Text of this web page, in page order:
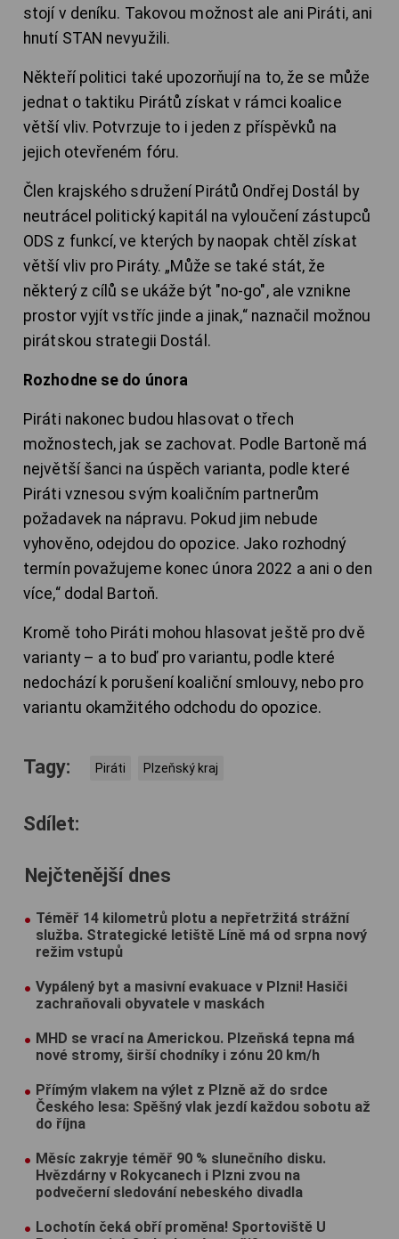
stojí v deníku. Takovou možnost ale ani Piráti, ani
hnutí STAN nevyužili.
Někteří politici také upozorňují na to, že se může
jednat o taktiku Pirátů získat v rámci koalice
větší vliv. Potvrzuje to i jeden z příspěvků na
jejich otevřeném fóru.
Člen krajského sdružení Pirátů Ondřej Dostál by
neutrácel politický kapitál na vyloučení zástupců
ODS z funkcí, ve kterých by naopak chtěl získat
větší vliv pro Piráty. „Může se také stát, že
některý z cílů se ukáže být "no-go", ale vznikne
prostor vyjít vstříc jinde a jinak,“ naznačil možnou
pirátskou strategii Dostál.
Rozhodne se do února
Piráti nakonec budou hlasovat o třech
možnostech, jak se zachovat. Podle Bartoně má
největší šanci na úspěch varianta, podle které
Piráti vznesou svým koaličním partnerům
požadavek na nápravu. Pokud jim nebude
vyhověno, odejdou do opozice. Jako rozhodný
termín považujeme konec února 2022 a ani o den
více,“ dodal Bartoň.
Kromě toho Piráti mohou hlasovat ještě pro dvě
varianty – a to buď pro variantu, podle které
nedochází k porušení koaliční smlouvy, nebo pro
variantu okamžitého odchodu do opozice.
Tagy: Piráti Plzeňský kraj
Sdílet:
Nejčtenější dnes
Téměř 14 kilometrů plotu a nepřetržitá strážní
služba. Strategické letiště Líně má od srpna nový
režim vstupů
Vypálený byt a masivní evakuace v Plzni! Hasiči
zachraňovali obyvatele v maskách
MHD se vrací na Americkou. Plzeňská tepna má
nové stromy, širší chodníky i zónu 20 km/h
Přímým vlakem na výlet z Plzně až do srdce
Českého lesa: Spěšný vlak jezdí každou sobotu až
do října
Měsíc zakryje téměř 90 % slunečního disku.
Hvězdárny v Rokycanech i Plzni zvou na
podvečerní sledování nebeského divadla
Lochotín čeká obří proměna! Sportoviště U